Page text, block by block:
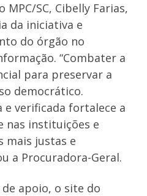
SC, Cibelly Farias,
da iniciativa e
do órgão no
“Combater a
para preservar a
democrático.
e verificada fortalece a
nas instituições e
mais justas e
a Procuradora-Geral.
apoio, o site do